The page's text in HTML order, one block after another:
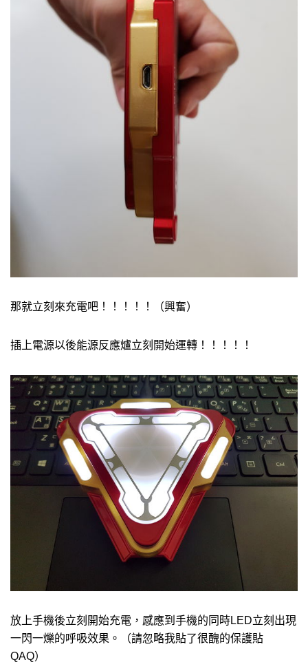
那就立刻來充電吧！！！！！（興奮）
插上電源以後能源反應爐立刻開始運轉！！！！！
放上手機後立刻開始充電，感應到手機的同時LED立刻出現
一閃一爍的呼吸效果。（請忽略我貼了很醜的保護貼
QAQ）